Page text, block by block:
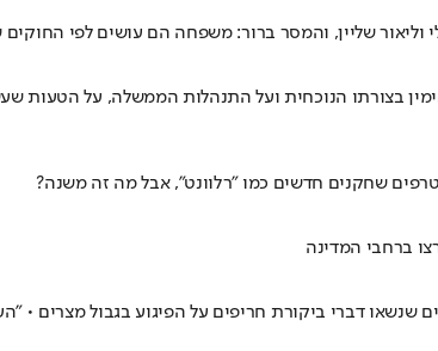
שליין, והמסר ברור: משפחה הם עושים לפי
מדבר על על התסכול והכעס שלו על הימין בצורתו הנוכחית ועל התנהלות
שחקנים חדשים כמו "רלוונט", אבל מה זה משנה?
ברחבי המדינה
דברי ביקורת חריפים על הפיגוע בגבול מצרים •